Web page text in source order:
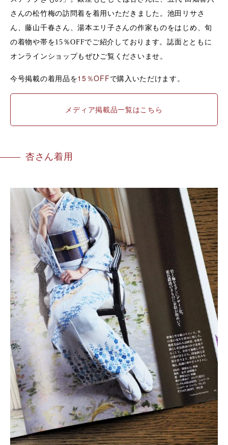
さんの松竹梅の訪問着を着用いただきました。池田リサさ
ん、藤山千春さん、湯本エリ子さんの作家ものをはじめ、旬
の着物や帯を15％OFFでご紹介しております。誌面とともに
オンラインショップもぜひご覧くださいませ。
今号掲載の着用品を15％OFFで購入いただけます。
メディア掲載品一覧はこちら
杏さん着用